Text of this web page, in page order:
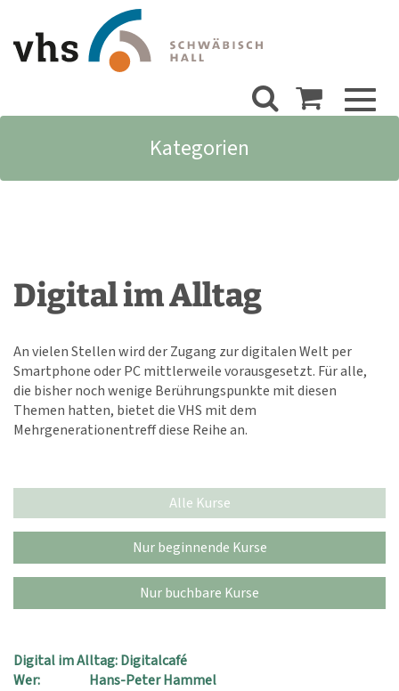
Kategorien
Digital im Alltag
An vielen Stellen wird der Zugang zur digitalen Welt per
Smartphone oder PC mittlerweile vorausgesetzt. Für alle,
die bisher noch wenige Berührungspunkte mit diesen
Themen hatten, bietet die VHS mit dem
Mehrgenerationentreff diese Reihe an.
Alle Kurse
Nur beginnende Kurse
Nur buchbare Kurse
Digital im Alltag: Digitalcafé
Wer:
Hans-Peter Hammel